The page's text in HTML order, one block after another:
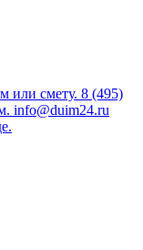
или смету. 8 (495)
info@duim24.ru